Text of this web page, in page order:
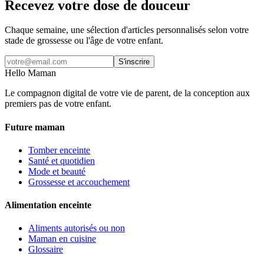
Recevez votre dose de douceur
Chaque semaine, une sélection d'articles personnalisés selon votre
stade de grossesse ou l'âge de votre enfant.
S'inscrire
Hello Maman
Le compagnon digital de votre vie de parent, de la conception aux
premiers pas de votre enfant.
Future maman
Tomber enceinte
Santé et quotidien
Mode et beauté
Grossesse et accouchement
Alimentation enceinte
Aliments autorisés ou non
Maman en cuisine
Glossaire